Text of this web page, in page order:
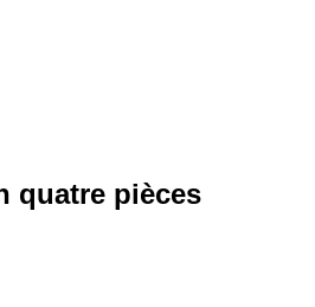
quatre pièces